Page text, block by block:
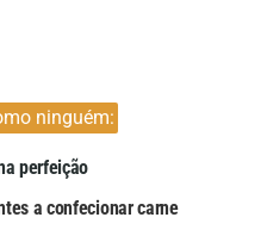
ninguém:
perfeição
a confecionar carne